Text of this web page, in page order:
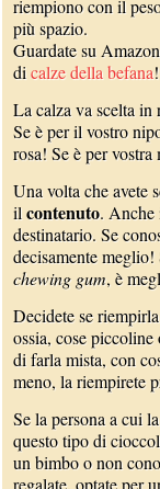
riempiono con il
più spazio.
Guardate su
dicalze della befana!
La calza va scelta in
Se è per il vostro
rosa! Se è per
Una volta che avete
ilcontenuto. Anche
destinatario. Se
decisamente meglio!
chewing gum, è
Decidete se
ossia, cose
di farla mista, con
meno, la riempirete
Se la persona a cui
questo tipo di
un bimbo o non
regalate, optate per